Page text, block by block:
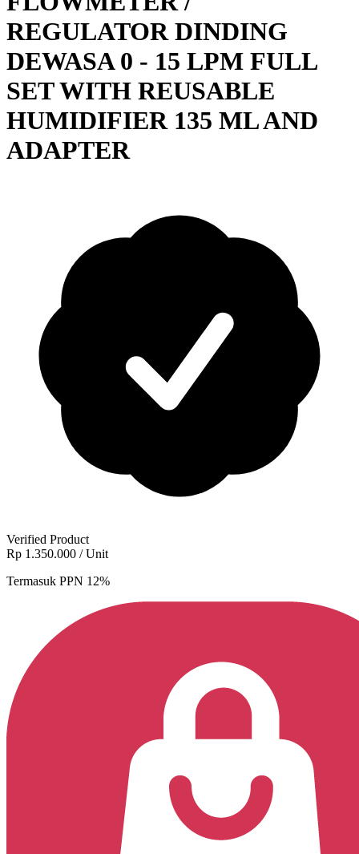
REGULATOR DINDING
DEWASA 0 - 15 LPM FULL
SET WITH REUSABLE
HUMIDIFIER 135 ML AND
ADAPTER
Verified Product
Rp 1.350.000 / Unit
Termasuk PPN 12%